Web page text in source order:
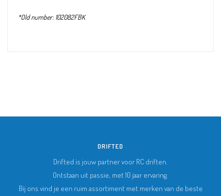
*Old number: 102082FBK
DRIFTED
Drifted is jouw partner voor RC driften.
Ontstaan uit passie, met 10 jaar ervaring.
Bij ons vind je een ruim assortiment met merken van de beste